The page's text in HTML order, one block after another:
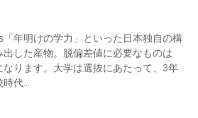
年明けの学力」といった日本独自の構
した産物。脱偏差値に必要なものは
なります。大学は選抜にあたって、3年
代...